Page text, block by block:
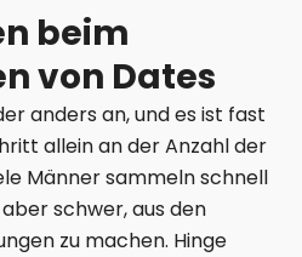
beim
von Dates
anders an, und es ist fast
allein an der Anzahl der
Männer sammeln schnell
schwer, aus den
zu machen. Hinge